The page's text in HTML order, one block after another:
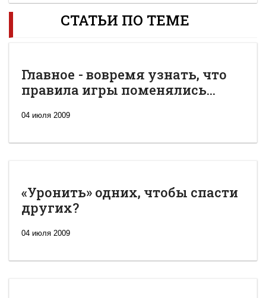
СТАТЬИ ПО ТЕМЕ
Главное - вовремя узнать, что
правила игры поменялись...
04 июля 2009
«Уронить» одних, чтобы спасти
других?
04 июля 2009